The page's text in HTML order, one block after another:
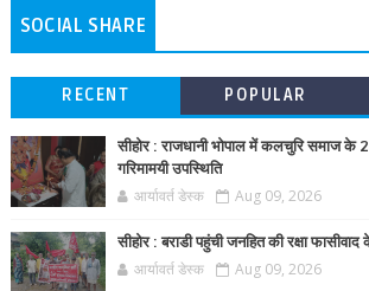
SOCIAL SHARE
RECENT POPULAR
सीहोर : राजधानी भोपाल में कलचुरि समाज के
गरिमामयी उपस्थिति
आर्यावर्त डेस्क Aug 09, 2026
सीहोर : बराडी पहुंची जनहित की रक्षा
आर्यावर्त डेस्क Aug 09, 2026